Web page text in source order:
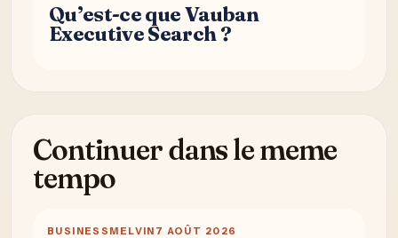
Qu’est-ce que Vauban
Executive Search ?
Continuer dans le meme
tempo
BUSINESS MELVIN 7 AOÛT 2026